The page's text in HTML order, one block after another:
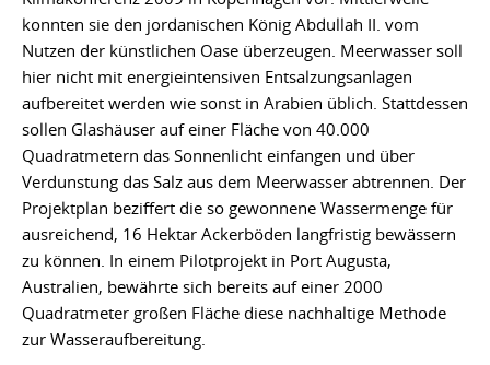
konnten sie den jordanischen König Abdullah II. vom
Nutzen der künstlichen Oase überzeugen. Meerwasser soll
hier nicht mit energieintensiven Entsalzungsanlagen
aufbereitet werden wie sonst in Arabien üblich. Stattdessen
sollen Glashäuser auf einer Fläche von 40.000
Quadratmetern das Sonnenlicht einfangen und über
Verdunstung das Salz aus dem Meerwasser abtrennen. Der
Projektplan beziffert die so gewonnene Wassermenge für
ausreichend, 16 Hektar Ackerböden langfristig bewässern
zu können. In einem Pilotprojekt in Port Augusta,
Australien, bewährte sich bereits auf einer 2000
Quadratmeter großen Fläche diese nachhaltige Methode
zur Wasseraufbereitung.